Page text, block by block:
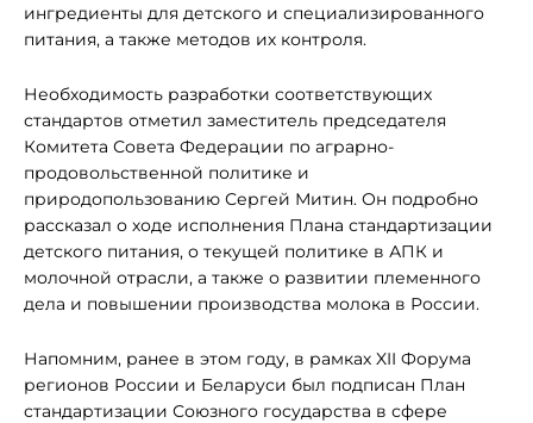
ингредиенты для детского и специализированного
питания, а также методов их контроля.
Необходимость разработки соответствующих
стандартов отметил заместитель председателя
Комитета Совета Федерации по аграрно-
продовольственной политике и
природопользованию Сергей Митин. Он подробно
рассказал о ходе исполнения Плана стандартизации
детского питания, о текущей политике в АПК и
молочной отрасли, а также о развитии племенного
дела и повышении производства молока в России.
Напомним, ранее в этом году, в рамках XII Форума
регионов России и Беларуси был подписан План
стандартизации Союзного государства в сфере